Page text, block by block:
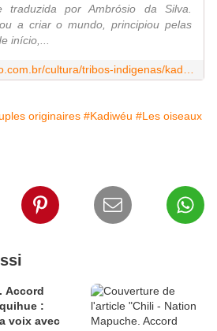
traduzida por Ambrósio da Silva.
a criar o mundo, principiou pelas
início,...
originaires #Kadiwéu #Les oiseaux
Accord
:
voix avec